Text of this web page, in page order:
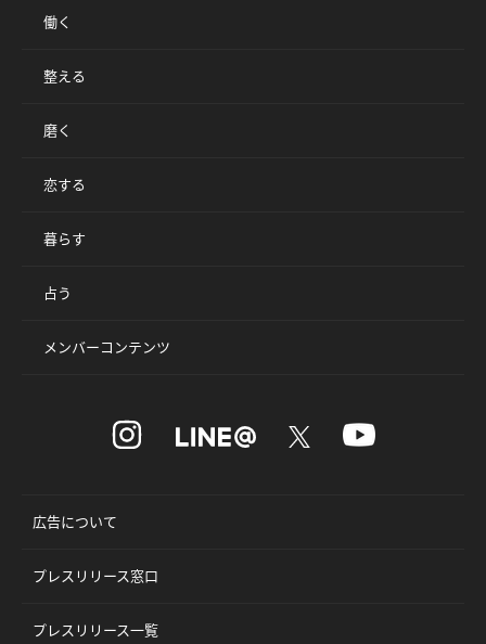
働く
整える
磨く
恋する
暮らす
占う
メンバーコンテンツ
広告について
プレスリリース窓口
プレスリリース一覧